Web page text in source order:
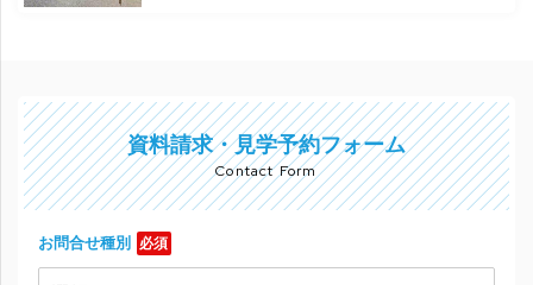
資料請求・見学予約フォーム
Contact Form
お問合せ種別 必須